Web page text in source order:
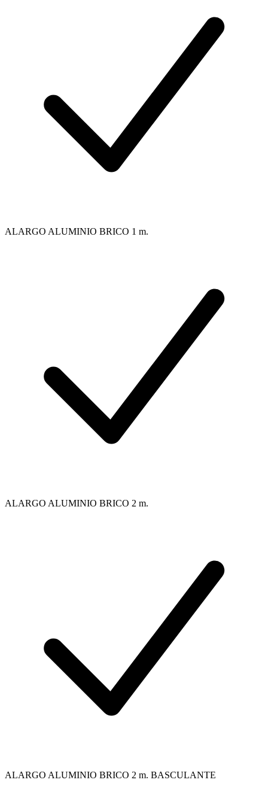
ALARGO ALUMINIO BRICO 1 m.
ALARGO ALUMINIO BRICO 2 m.
ALARGO ALUMINIO BRICO 2 m. BASCULANTE